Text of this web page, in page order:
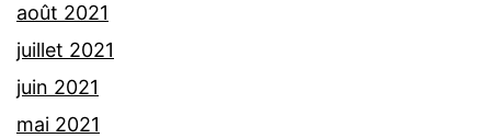
août 2021
juillet 2021
juin 2021
mai 2021